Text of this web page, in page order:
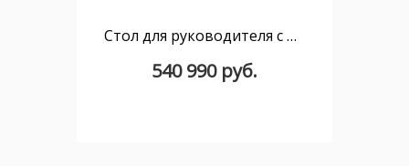
Стол для руководителя с высокой передней панелью в коже Artdeko 220 x 100
540 990 руб.